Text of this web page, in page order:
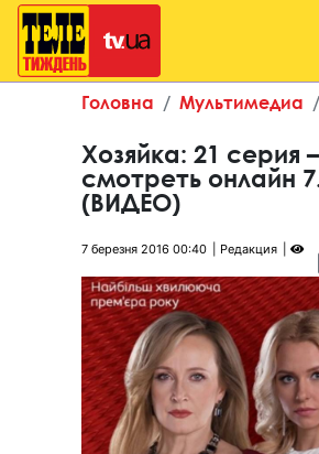
Головна Мультимедиа
Хозяйка: 21 серия –
смотреть онлайн
(ВИДЕО)
7 березня 2016 00:40 Редакция